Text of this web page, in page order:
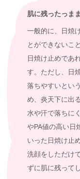
肌に残ったっま
一般的に、日焼
とができないこ
日焼け止めであ
す。ただし、日
落ちやすいとい
め、炎天下に出
水や汗で落ちに
やPA値の高い日
いった日焼け止
洗顔をしただけ
ずに肌に残って